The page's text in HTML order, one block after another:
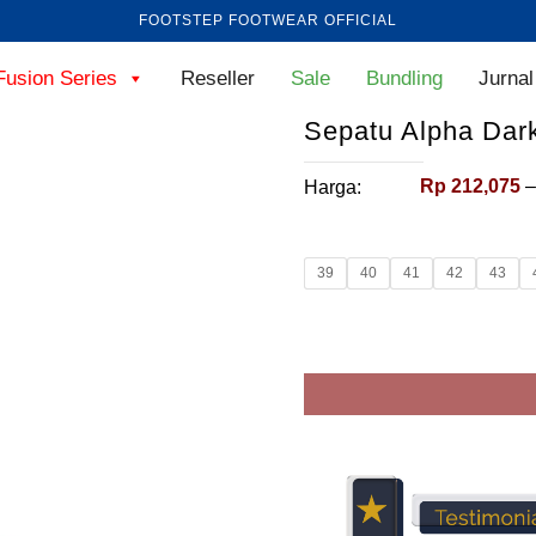
FOOTSTEP FOOTWEAR OFFICIAL
Series Reseller Sale Bundling Jurnal
Sepatu Alpha
Harga: Rp 212,075 –
39 40 41 42 43